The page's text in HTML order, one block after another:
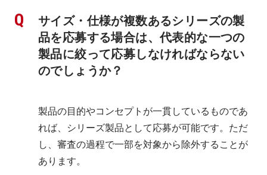
サイズ・仕様が複数あるシリーズの製
品を応募する場合は、代表的な一つの
製品に絞って応募しなければならない
のでしょうか？
製品の目的やコンセプトが一貫しているものであ
れば、シリーズ製品として応募が可能です。ただ
し、審査の過程で一部を対象から除外することが
あります。